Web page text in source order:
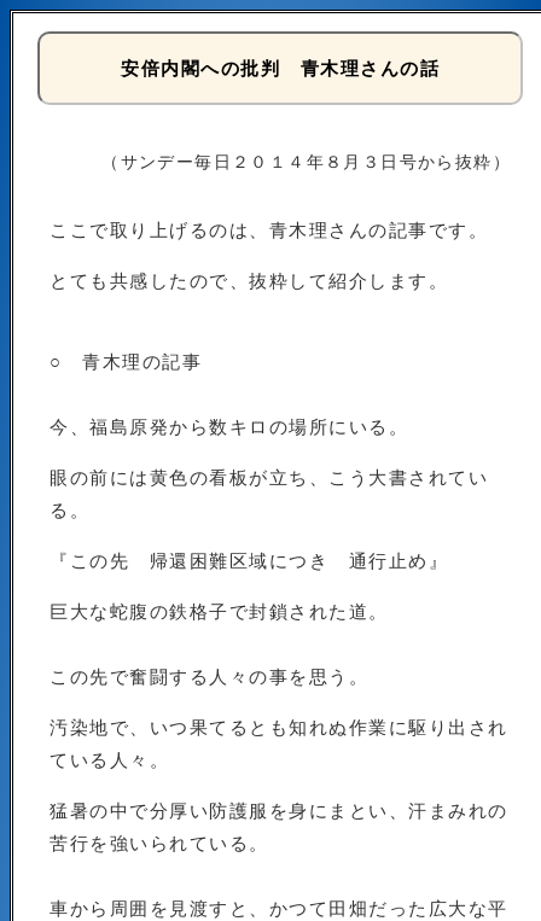
安倍内閣への批判 青木理さんの話
（サンデー毎日２０１４年８月３日号から抜粋）
ここで取り上げるのは、青木理さんの記事です。
とても共感したので、抜粋して紹介します。
○ 青木理の記事
今、福島原発から数キロの場所にいる。
眼の前には黄色の看板が立ち、こう大書されてい
る。
『この先 帰還困難区域につき 通行止め』
巨大な蛇腹の鉄格子で封鎖された道。
この先で奮闘する人々の事を思う。
汚染地で、いつ果てるとも知れぬ作業に駆り出され
ている人々。
猛暑の中で分厚い防護服を身にまとい、汗まみれの
苦行を強いられている。
車から周囲を見渡すと、かつて田畑だった広大な平